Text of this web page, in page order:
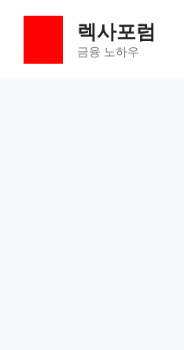
렉사포럼
금융 노하우